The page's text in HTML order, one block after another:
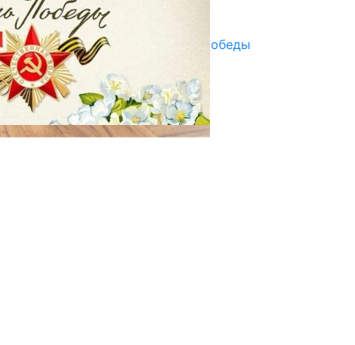
29.04.2025
Награды в преддверии Дня Победы
29.04.2025